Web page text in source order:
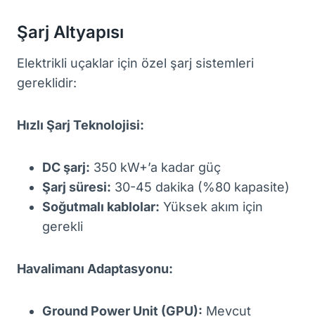
Şarj Altyapısı
Elektrikli uçaklar için özel şarj sistemleri
gereklidir:
Hızlı Şarj Teknolojisi:
DC şarj: 350 kW+’a kadar güç
Şarj süresi: 30-45 dakika (%80 kapasite)
Soğutmalı kablolar: Yüksek akım için
gerekli
Havalimanı Adaptasyonu:
Ground Power Unit (GPU): Mevcut